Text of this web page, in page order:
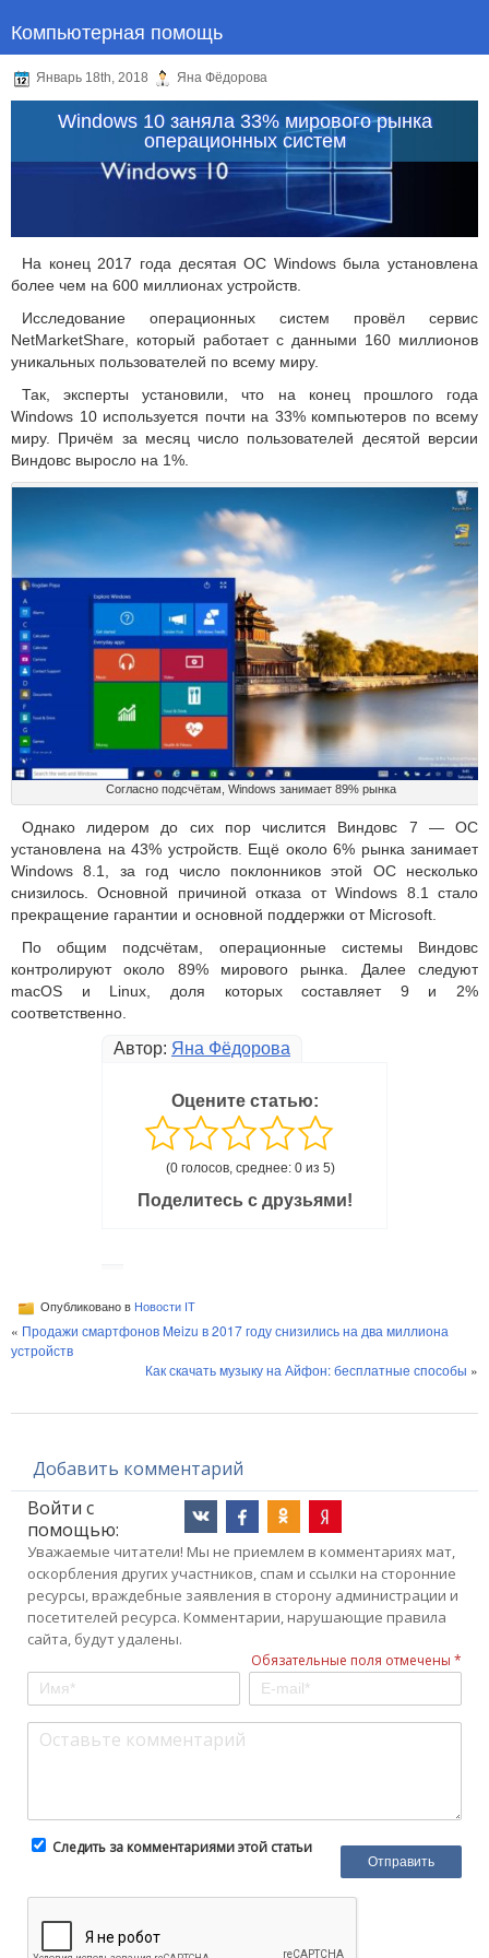
Компьютерная помощь
Январь 18th, 2018 Яна Фёдорова
Windows 10 заняла 33% мирового рынка
операционных систем
На конец 2017 года десятая ОС Windows была установлена
более чем на 600 миллионах устройств.
Исследование операционных систем провёл сервис
NetMarketShare, который работает с данными 160 миллионов
уникальных пользователей по всему миру.
Так, эксперты установили, что на конец прошлого года
Windows 10 используется почти на 33% компьютеров по всему
миру. Причём за месяц число пользователей десятой версии
Виндовс выросло на 1%.
Согласно подсчётам, Windows занимает 89% рынка
Однако лидером до сих пор числится Виндовс 7 — ОС
установлена на 43% устройств. Ещё около 6% рынка занимает
Windows 8.1, за год число поклонников этой ОС несколько
снизилось. Основной причиной отказа от Windows 8.1 стало
прекращение гарантии и основной поддержки от Microsoft.
По общим подсчётам, операционные системы Виндовс
контролируют около 89% мирового рынка. Далее следуют
macOS и Linux, доля которых составляет 9 и 2%
соответственно.
Автор: Яна Фёдорова
Оцените статью:
(0 голосов, среднее: 0 из 5)
Поделитесь с друзьями!
Опубликовано в Новости IT
« Продажи смартфонов Meizu в 2017 году снизились на два миллиона
устройств
Как скачать музыку на Айфон: бесплатные способы »
Добавить комментарий
Войти с
помощью:
Уважаемые читатели! Мы не приемлем в комментариях мат,
оскорбления других участников, спам и ссылки на сторонние
ресурсы, враждебные заявления в сторону администрации и
посетителей ресурса. Комментарии, нарушающие правила
сайта, будут удалены.
Обязательные поля отмечены *
Следить за комментариями этой статьи